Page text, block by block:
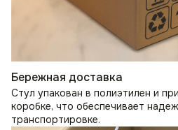
Бережная доставка
Стул упакован в полиэтилен и
коробке, что обеспечивает
транспортировке.